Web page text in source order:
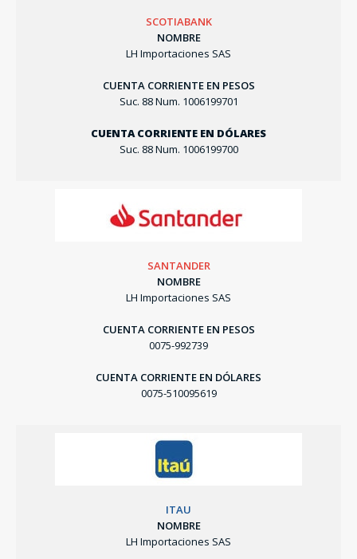
SCOTIABANK
NOMBRE
LH Importaciones SAS
CUENTA CORRIENTE EN PESOS
Suc. 88 Num. 1006199701
CUENTA CORRIENTE EN DÓLARES
Suc. 88 Num. 1006199700
SANTANDER
NOMBRE
LH Importaciones SAS
CUENTA CORRIENTE EN PESOS
0075-992739
CUENTA CORRIENTE EN DÓLARES
0075-510095619
ITAU
NOMBRE
LH Importaciones SAS